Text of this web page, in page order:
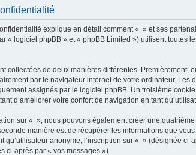
explique en détail comment « » et ses
« logiciel phpBB » et « phpBB Limited ») utilisent toutes
collectées de deux manières différentes.
par le navigateur internet de votre ordinateur.
assignés par le logiciel phpBB. Un troisième
d’améliorer votre confort de navigation en tant
sur « », nous pouvons également créer une
manière est de récupérer les informations que
qu’utilisateur anonyme, l’inscription sur « » (désignée
ci-après par « vos messages »).